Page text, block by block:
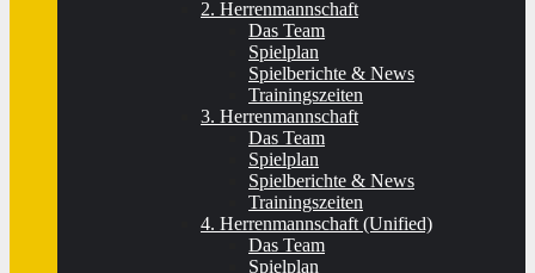
2. Herrenmannschaft
Das Team
Spielplan
Spielberichte & News
Trainingszeiten
3. Herrenmannschaft
Das Team
Spielplan
Spielberichte & News
Trainingszeiten
4. Herrenmannschaft (Unified)
Das Team
Spielplan